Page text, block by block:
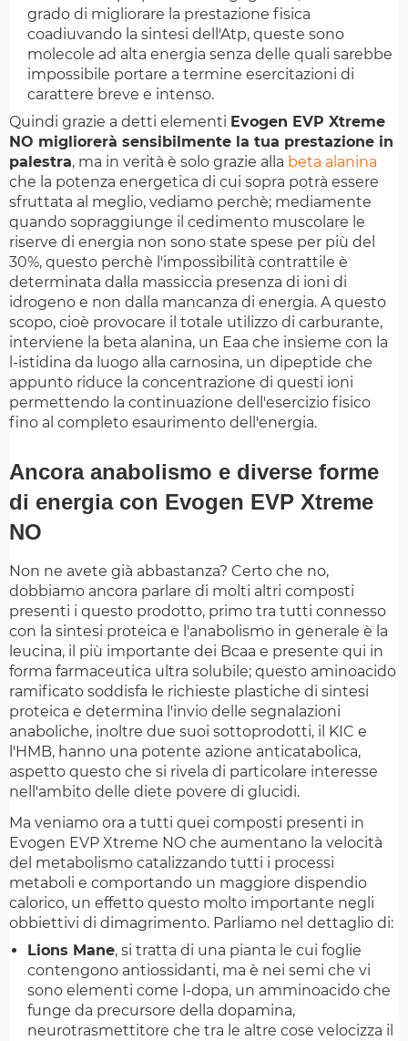
grado di migliorare la prestazione fisica
coadiuvando la sintesi dell'Atp, queste sono
molecole ad alta energia senza delle quali sarebbe
impossibile portare a termine esercitazioni di
carattere breve e intenso.
Quindi grazie a detti elementi Evogen EVP Xtreme
NO migliorerà sensibilmente la tua prestazione in
palestra, ma in verità è solo grazie alla beta alanina
che la potenza energetica di cui sopra potrà essere
sfruttata al meglio, vediamo perchè; mediamente
quando sopraggiunge il cedimento muscolare le
riserve di energia non sono state spese per più del
30%, questo perchè l'impossibilità contrattile è
determinata dalla massiccia presenza di ioni di
idrogeno e non dalla mancanza di energia. A questo
scopo, cioè provocare il totale utilizzo di carburante,
interviene la beta alanina, un Eaa che insieme con la
l-istidina da luogo alla carnosina, un dipeptide che
appunto riduce la concentrazione di questi ioni
permettendo la continuazione dell'esercizio fisico
fino al completo esaurimento dell'energia.
Ancora anabolismo e diverse forme
di energia con Evogen EVP Xtreme
NO
Non ne avete già abbastanza? Certo che no,
dobbiamo ancora parlare di molti altri composti
presenti i questo prodotto, primo tra tutti connesso
con la sintesi proteica e l'anabolismo in generale è la
leucina, il più importante dei Bcaa e presente qui in
forma farmaceutica ultra solubile; questo aminoacido
ramificato soddisfa le richieste plastiche di sintesi
proteica e determina l'invio delle segnalazioni
anaboliche, inoltre due suoi sottoprodotti, il KIC e
l'HMB, hanno una potente azione anticatabolica,
aspetto questo che si rivela di particolare interesse
nell'ambito delle diete povere di glucidi.
Ma veniamo ora a tutti quei composti presenti in
Evogen EVP Xtreme NO che aumentano la velocità
del metabolismo catalizzando tutti i processi
metaboli e comportando un maggiore dispendio
calorico, un effetto questo molto importante negli
obbiettivi di dimagrimento. Parliamo nel dettaglio di:
Lions Mane, si tratta di una pianta le cui foglie
contengono antiossidanti, ma è nei semi che vi
sono elementi come l-dopa, un amminoacido che
funge da precursore della dopamina,
neurotrasmettitore che tra le altre cose velocizza il